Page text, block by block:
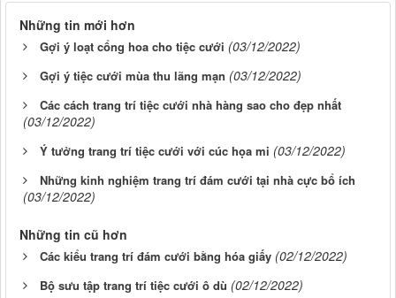
Những tin mới hơn
Gợi ý loạt cổng hoa cho tiệc cưới (03/12/2022)
Gợi ý tiệc cưới mùa thu lãng mạn (03/12/2022)
Các cách trang trí tiệc cưới nhà hàng sao cho đẹp nhất
(03/12/2022)
Ý tưởng trang trí tiệc cưới với cúc họa mi (03/12/2022)
Những kinh nghiệm trang trí đám cưới tại nhà cực bổ ích
(03/12/2022)
Những tin cũ hơn
Các kiểu trang trí đám cưới bằng hóa giấy (02/12/2022)
Bộ sưu tập trang trí tiệc cưới ô dù (02/12/2022)